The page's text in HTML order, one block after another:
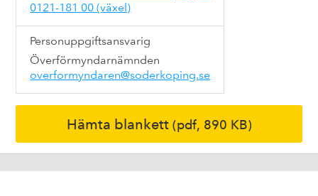
0121-181 00 (växel)
Personuppgiftsansvarig
Överförmyndarnämnden
overformyndaren@soderkoping.se
Hämta blankett(pdf, 890 KB)